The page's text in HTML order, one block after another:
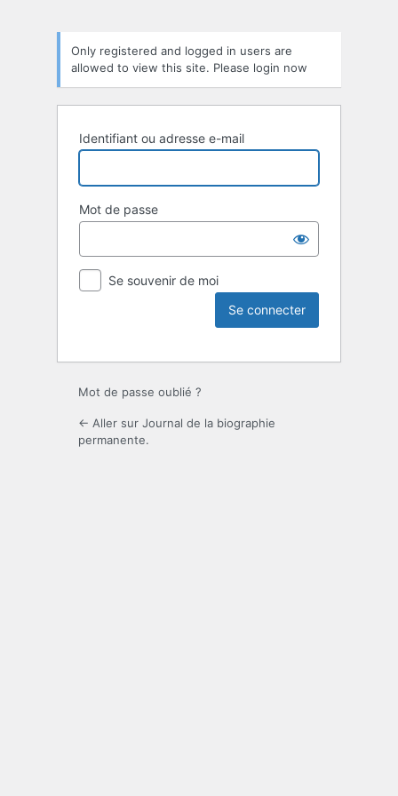
Only registered and logged in users are
allowed to view this site. Please login now
Identifiant ou adresse e-mail
Mot de passe
Se souvenir de moi
Mot de passe oublié ?
← Aller sur Journal de la biographie
permanente.